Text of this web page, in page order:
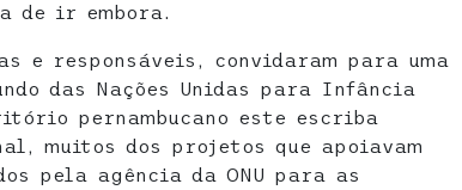
de ir embora.
e responsáveis, convidaram para uma
das Nações Unidas para Infância
pernambucano este escriba
muitos dos projetos que apoiavam
pela agência da ONU para as